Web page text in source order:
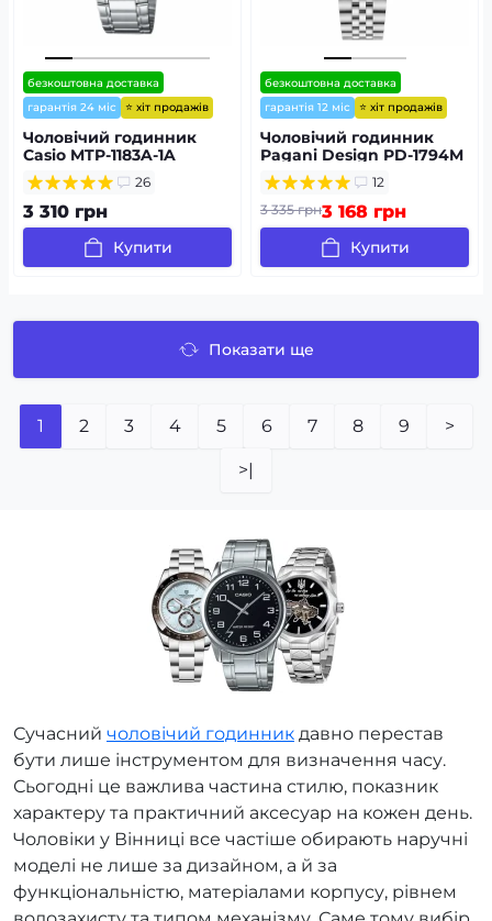
безкоштовна доставка
гарантія 24 міс
⭐ хіт продажів
Чоловічий годинник
Casio MTP-1183A-1A
26
3 310 грн
Купити
безкоштовна доставка
гарантія 12 міс
⭐ хіт продажів
Чоловічий годинник
Pagani Design PD-1794M
Silver-Black
12
3 335 грн3 168 грн
Купити
Показати ще
1 2 3 4 5 6 7 8 9 >
>|
Сучасний чоловічий годинник давно перестав
бути лише інструментом для визначення часу.
Сьогодні це важлива частина стилю, показник
характеру та практичний аксесуар на кожен день.
Чоловіки у Вінниці все частіше обирають наручні
моделі не лише за дизайном, а й за
функціональністю, матеріалами корпусу, рівнем